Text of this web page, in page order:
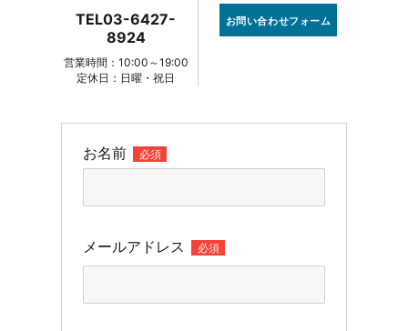
TEL03-6427-
8924
営業時間：10:00～19:00
定休日：日曜・祝日
お問い合わせフォーム
お名前 必須
メールアドレス 必須